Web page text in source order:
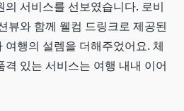
의 서비스를 선보였습니다. 로비
뷰와 함께 웰컴 드링크로 제공된
여행의 설렘을 더해주었어요. 체
있는 서비스는 여행 내내 이어